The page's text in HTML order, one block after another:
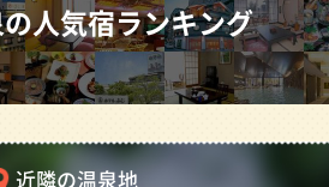
人気宿ランキング
近隣の温泉地